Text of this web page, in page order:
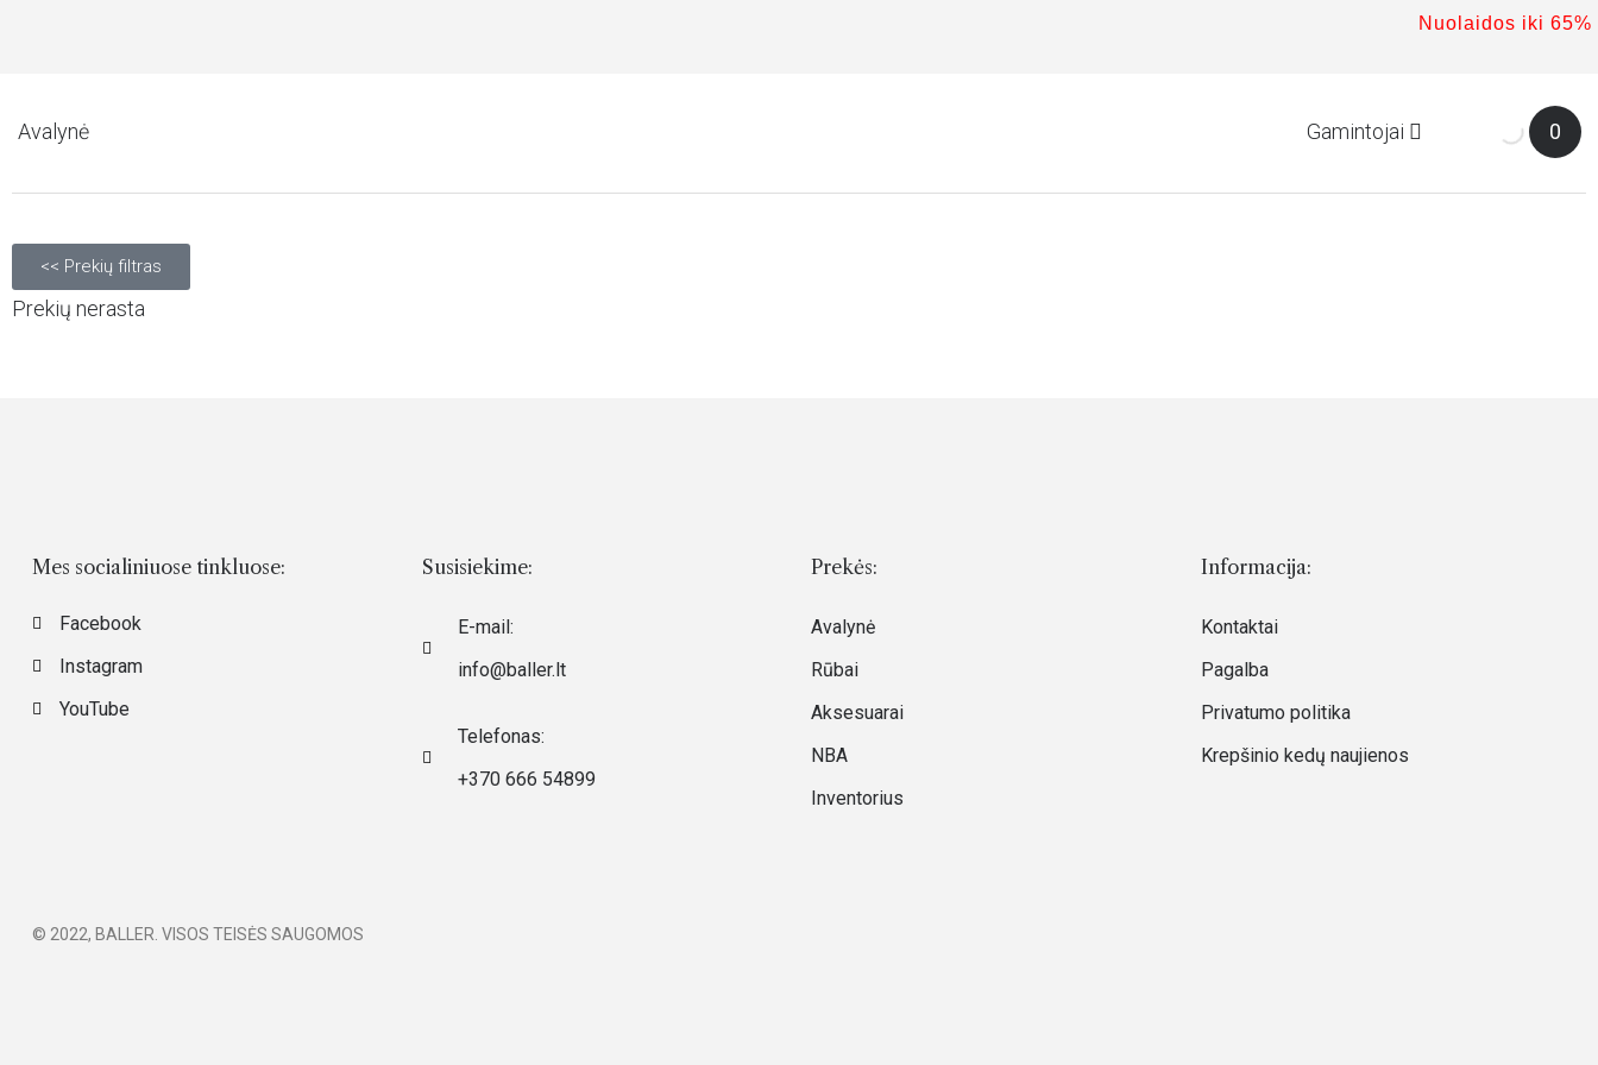
Nuolaidos iki 65%
Avalynė Gamintojai 0
<< Prekių filtras
Prekių nerasta
Mes socialiniuose tinkluose:
Facebook
Instagram
YouTube
Susisiekime:
E-mail:
info@baller.lt
Telefonas:
+370 666 54899
Prekės:
Avalynė
Rūbai
Aksesuarai
NBA
Inventorius
Informacija:
Kontaktai
Pagalba
Privatumo politika
Krepšinio kedų naujienos
© 2022, BALLER. VISOS TEISĖS SAUGOMOS